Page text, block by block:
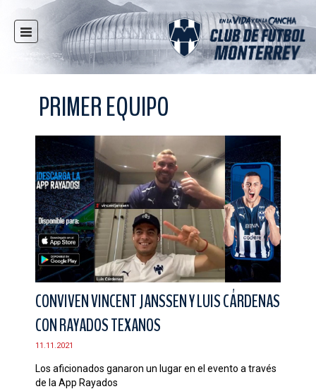
INICIO
NOTICIAS
RAYADOS
RAYADAS
FUERZAS BÁSICAS
RESPONSABILIDAD SOCIAL
TAQUILLA
TIENDA
ESTADIO
PRENSA
CONTACTO
PRIMER EQUIPO
CONVIVEN VINCENT JANSSEN Y LUIS CÁRDENAS
CON RAYADOS TEXANOS
11.11.2021
Los aficionados ganaron un lugar en el evento a través
de la App Rayados